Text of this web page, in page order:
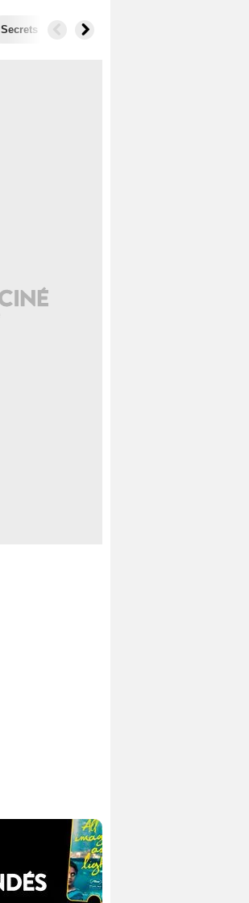
Secrets de tournage